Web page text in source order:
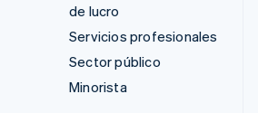
de lucro
Servicios profesionales
Sector público
Minorista